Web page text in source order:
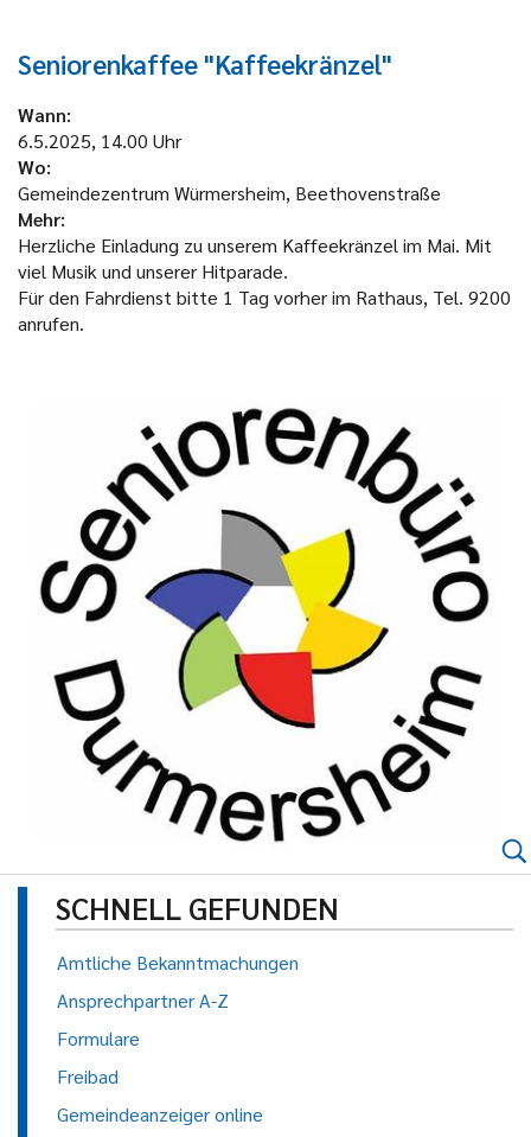
Seniorenkaffee "Kaffeekränzel"
Wann:
6.5.2025, 14.00 Uhr
Wo:
Gemeindezentrum Würmersheim, Beethovenstraße
Mehr:
Herzliche Einladung zu unserem Kaffeekränzel im Mai. Mit
viel Musik und unserer Hitparade.
Für den Fahrdienst bitte 1 Tag vorher im Rathaus, Tel. 9200
anrufen.
SCHNELL GEFUNDEN
Amtliche Bekanntmachungen
Ansprechpartner A-Z
Formulare
Freibad
Gemeindeanzeiger online